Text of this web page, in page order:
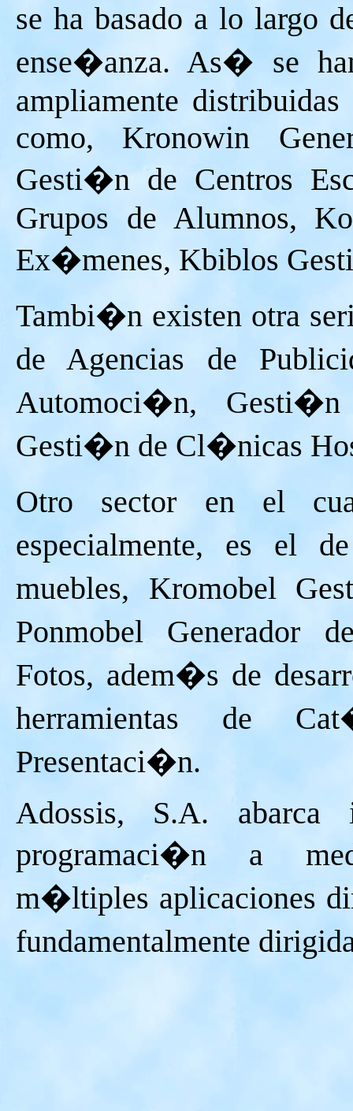
se ha basado a lo largo
ense�anza. As� se
ampliamente
como, Kronowin
Gesti�n de Centros
Grupos de Alumnos,
Ex�menes, Kbiblos
Tambi�n existen otra
de Agencias de
Automoci�n,
Gesti�n de Cl�nicas
Otro sector en el
especialmente, es el
muebles, Kromobel
Ponmobel Generador
Fotos, adem�s de
herramientas de
Presentaci�n.
Adossis, S.A.
programaci�n a
m�ltiples aplicaciones
fundamentalmente